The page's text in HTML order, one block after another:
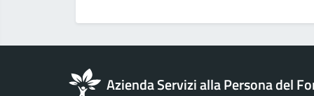
Azienda Servizi alla Persona del